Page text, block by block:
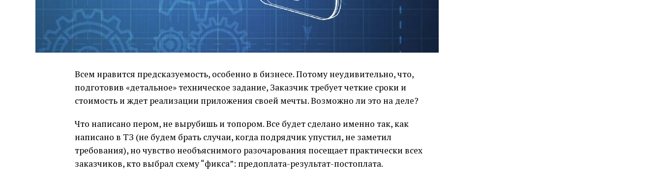
Всем нравится предсказуемость, особенно в бизнесе. Потому неудивительно, что,
подготовив «детальное» техническое задание, Заказчик требует четкие сроки и
стоимость и ждет реализации приложения своей мечты. Возможно ли это на деле?
Что написано пером, не вырубишь и топором. Все будет сделано именно так, как
написано в ТЗ (не будем брать случаи, когда подрядчик упустил, не заметил
требования), но чувство необъяснимого разочарования посещает практически всех
заказчиков, кто выбрал схему “фикса”: предоплата-результат-постоплата.